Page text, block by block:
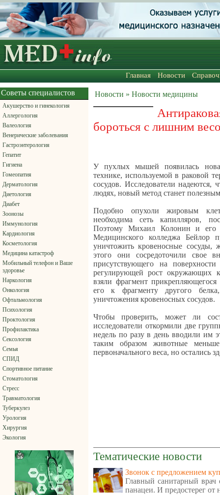
Главная Новости
Советы специалистов
Акушерство и гинекология
Аллергология
Валеология
Венерические заболевания
Гастроэнтерология
Гепатит
Гигиена
Гомеопатия
Дерматология
Диетология
Диабет
Зоонозы
Иммунология
Кардиология
Косметология
Медицина катастроф
Мобильный телефон и Ваше
здоровье
Наркология
Онкология
Офтальмология
Психология
Проктология
Профилактика
Сексология
Семья
СПИД
Спортивное питание
Стоматология
Стресс
Травматология
Туберкулез
Урология
Хирургия
Экология
Новости » Новости медицины
бороться с лишним
У пухлых мышей появилась
технике, используемой в раковой
сосудов. Исследователи
людях, новый метод станет
Подобно опухоли жировым
необходима сеть капилляров,
Поэтому Михаил Колонин и его
Медицинского колледжа Бейлор
уничтожить кровеносные сосуды,
этого они сосредоточили свое
присутствующего на
регулирующей рост окружающих
взяли фрагмент
его к фрагменту другого
уничтожения кровеносных сосудов.
Чтобы проверить, может ли
исследователи откормили две
недель по разу в день вводили им
таким образом животные
первоначального веса, но остались
Тематические новости
Звонок с предложением
Главный санитарный врач
панацеи. И предостерег